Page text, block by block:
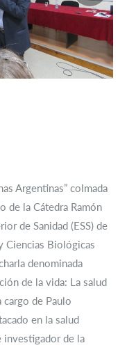
Argentinas” colmada
de la Cátedra Ramón
de Sanidad (ESS) de
Ciencias Biológicas
denominada
de la vida: La salud
cargo de Paulo
en la salud
investigador de la